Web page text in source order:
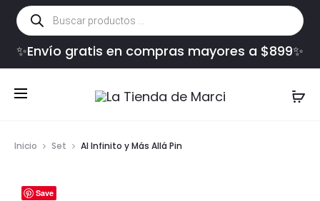
Búsqueda
de
productos
✨Envío gratis en compras mayores a $899✨
Inicio Set Al Infinito y Más Allá Pin
Save